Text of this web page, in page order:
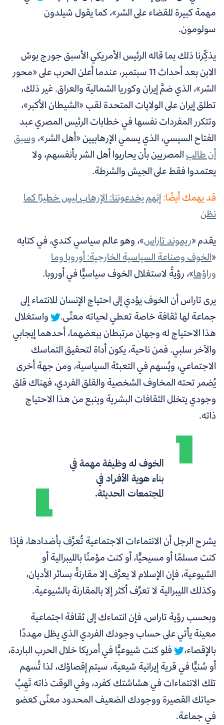
مهمة كبيرة للقضاء على الشر»، كما يقول شيلدون
سولومون.
يذكِّرنا ذلك بما قاله الرئيس الأمريكي الأسبق جورج بوش
الابن بعد أحداث 11 سبتمبر، عندما أعلن الحرب على «محور
الشر»، الذي ضمَّ إيران وكوريا الشمالية والعراق. غير ذلك،
تطلق إيران على الولايات المتحدة لقب «الشيطان الأكبر»،
وتتكرر المفردات نفسها في خطابات الرئيس المصري عبد
الفتاح السيسي، الذي يسمي الإرهابيين «أهل الشر»،وسبق
أن طالبالمصريينبأن يحاربوا أهل الشر بأنفسهم، ولا
يعتمدوا فقط على الجيش والشرطة.
قد يهمك أيضًا:إنهم يخدعوننا: الإرهاب ليس خطيرًا كما
نظن
يقدم «ريموند تاراس»، وهو عالم سياسي كندي، في كتابه
«الخوف وصناعة السياسية الخارجية: أوروبا وما
وراؤها»،رؤيةً لاستغلال الخوف سياسيًّا في أوروبا.
يرى تاراس أنالخوف يؤدي إلى احتياج الإنسان للانتماء إلى
جماعة لها ثقافة خاصة تعطي لحياته معنًى.
واستغلال
هذا الاحتياج له وجهان مرتبطان ببعضهما، أحدهما إيجابي
والآخر سلبي. فمن ناحية، يكون أداة لتحقيق التماسك
الاجتماعي، ويُسهم في التعبئة السياسية، ومن جهة أخرى
يُضمر تحته المخاوف الشخصية والقلق الفردي، فهناك قلق
وجودي يتخلل الثقافات البشرية وينبع من هذا الاحتياج
ذاته.
الخوف له وظيفة مهمة في
بناء هوية الأفراد في
المجتمعات الحديثة.
يشرح الرجل أن الانتماءات الاجتماعية تُعرَّف بأضدادها، فإذا
كنت مسلمًا أو مسيحيًّا، أو كنت مؤمنًا بالليبرالية أو
الشيوعية، فإن الإسلام لا يعرَّف إلا مقارنةً بسائر الأديان،
وكذلك الليبرالية لا تعرَّف أكثر إلا بالمقارنة بالشيوعية.
وبحسب رؤية تاراس، فإنانتماءك إلى ثقافة اجتماعية
معينة يأتي على حساب وجودك الفردي الذي يظل مهددًا
بالإقصاء،
فلو كنت شيوعيًّا في أمريكا خلال الحرب الباردة،
أو سُنيًّا في قرية إيرانية شيعية، سيتم إقصاؤك، لذا تُسهم
تلك الانتماءات في هشاشتك كفرد، وفي الوقت ذاته تَهِبُ
حياتك القصيرة ووجودك الضعيف المحدود معنًى كعضو
في جماعة.